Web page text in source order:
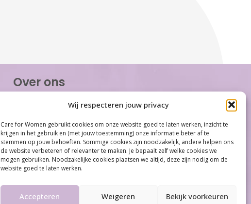
Wij respecteren jouw privacy
Care for Women gebruikt cookies om onze website goed te laten werken, inzicht te
krijgen in het gebruik en (met jouw toestemming) onze informatie beter af te
stemmen op jouw behoeften. Sommige cookies zijn noodzakelijk, andere helpen ons
de website verbeteren of relevanter te maken. Je bepaalt zelf welke cookies we
mogen gebruiken. Noodzakelijke cookies plaatsen we altijd, deze zijn nodig om de
website goed te laten werken.
Accepteren Weigeren Bekijk voorkeuren
Over ons
Care for Women is de eerste organisatie die zich
inzet op het gebied van hormonale problemen bij
vrouwen. Met ruim 100 locaties behoort Care for
Women tot één van de grootste organisaties op
dit vakgebied...